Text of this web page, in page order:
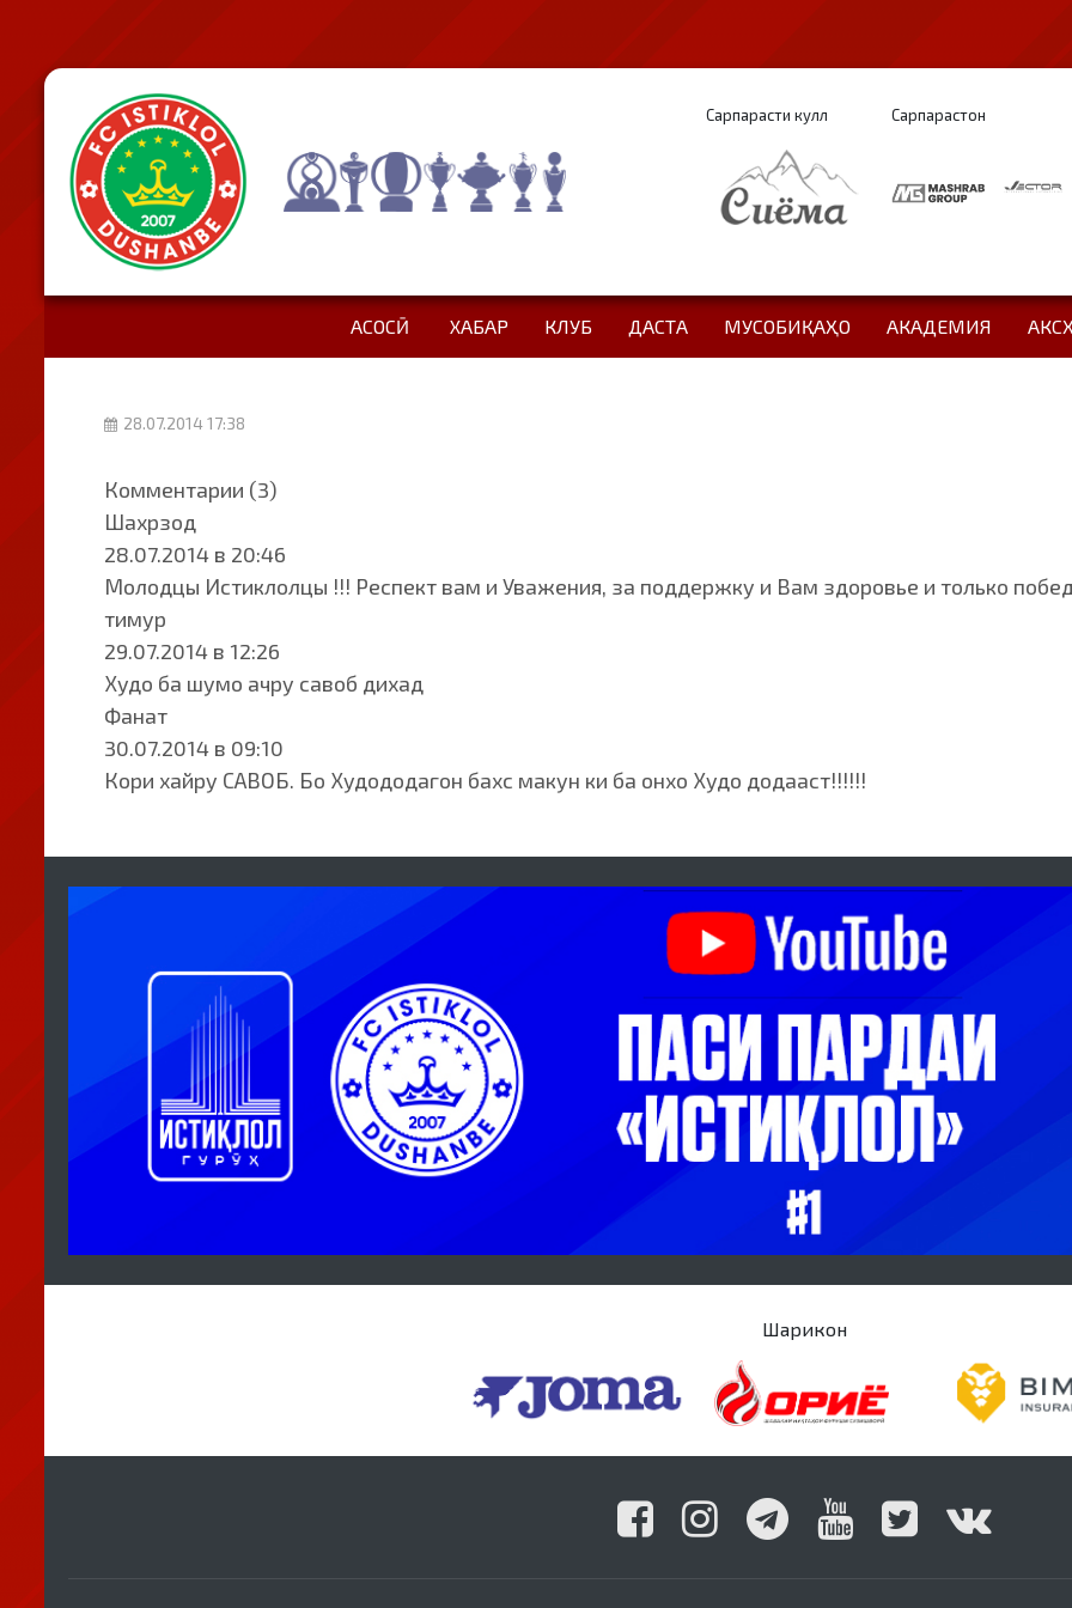
Сарпарасти кулл Сарпарастон
АСОСӢ ХАБАР КЛУБ ДАСТА МУСОБИҚАҲО АКАДЕМИЯ
28.07.2014 17:38
Комментарии (3)
Шахрзод
28.07.2014 в 20:46
Молодцы Истиклолцы !!! Респект вам и Уважения, за поддержку и Вам здоровье и только
тимур
29.07.2014 в 12:26
Худо ба шумо ачру савоб дихад
Фанат
30.07.2014 в 09:10
Кори хайру САВОБ. Бо Худододагон бахс макун ки ба онхо Худо додааст!!!!!!
Шарикон